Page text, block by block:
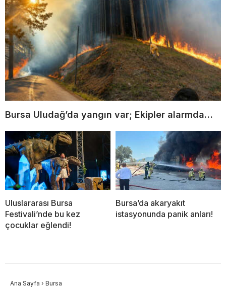
Bursa Uludağ’da yangın var; Ekipler alarmda…
Uluslararası Bursa
Festivali’nde bu kez
çocuklar eğlendi!
Bursa’da akaryakıt
istasyonunda panik anları!
Ana Sayfa › Bursa